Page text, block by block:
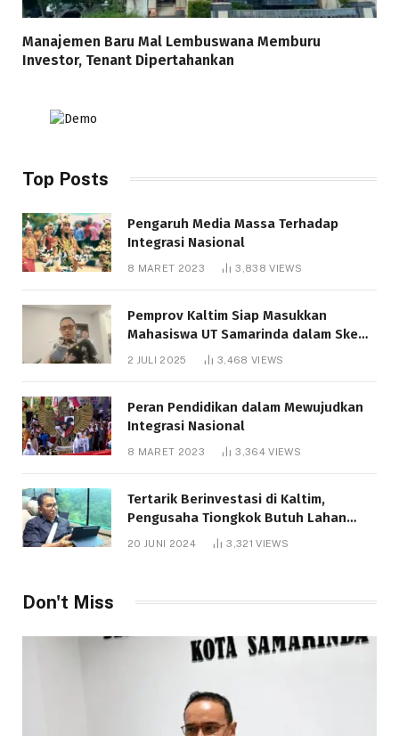
Manajemen Baru Mal Lembuswana Memburu
Investor, Tenant Dipertahankan
Top Posts
Pengaruh Media Massa Terhadap
Integrasi Nasional
8 MARET 2023 3,838VIEWS
Pemprov Kaltim Siap Masukkan
Mahasiswa UT Samarinda dalam Skema
Bantuan Pendidikan Gratispol
2 JULI 2025 3,468 VIEWS
Peran Pendidikan dalam Mewujudkan
Integrasi Nasional
8 MARET 2023 3,364VIEWS
Tertarik Berinvestasi di Kaltim,
Pengusaha Tiongkok Butuh Lahan
20 JUNI 2024 3,321VIEWS
Don't Miss